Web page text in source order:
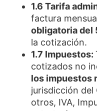
1.6 Tarifa
factura
obligatoria del
la cotización.
1.7 Impuestos:
cotizados no
los impuestos
jurisdicción
otros, IVA,